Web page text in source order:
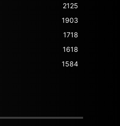
2125
1903
1718
1618
1584